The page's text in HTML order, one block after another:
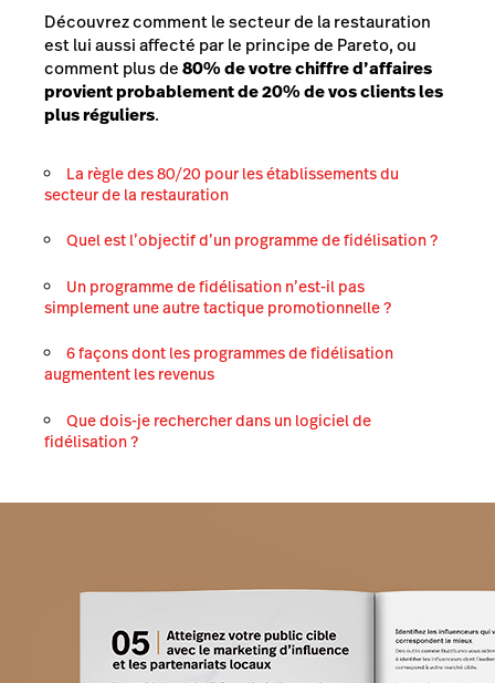
Découvrez comment le secteur de la restauration
est lui aussi affecté par le principe de Pareto, ou
comment plus de80% de votre chiffre d’affaires
provient probablement de 20% de vos clients les
plus réguliers.
La règle des 80/20 pour les établissements du
secteur de la restauration
Quel est l’objectif d’un programme de fidélisation ?
Un programme de fidélisation n’est-il pas
simplement une autre tactique promotionnelle ?
6 façons dont les programmes de fidélisation
augmentent les revenus
Que dois-je rechercher dans un logiciel de
fidélisation ?